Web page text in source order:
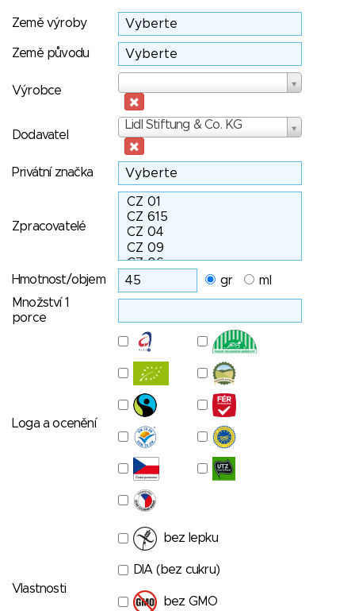
Země výroby
Země původu
Výrobce
Dodavatel
Lidl Stiftung & Co. KG
Dodavatel
Privátní značka
Zpracovatelé
Hmotnost/objem gr
ml
Množství 1
porce
Loga a ocenění
Vlastnosti
bez lepku
DIA (bez cukru)
bez GMO